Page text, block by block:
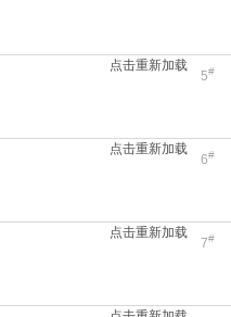
点击重新加载
5#
点击重新加载
6#
点击重新加载
7#